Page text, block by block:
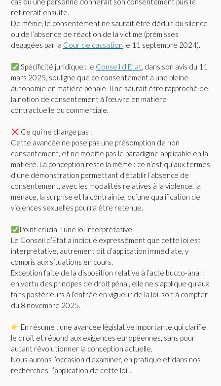
retirerait ensuite.
De même, le consentement ne saurait être déduit du silence
ou de l’absence de réaction de la victime (prémisses
dégagées par la Cour de cassation le 11 septembre 2024).
Spécificité juridique : le Conseil d’État, dans son avis du 11
mars 2025, souligne que ce consentement a une pleine
autonomie en matière pénale. Il ne saurait être rapproché de
la notion de consentement à l’œuvre en matière
contractuelle ou commerciale.
Ce qui ne change pas :
Cette avancée ne pose pas une présomption de non
consentement, et ne modifie pas le paradigme applicable en la
matière. La conception reste la même : ce n’est qu’aux termes
d’une démonstration permettant d’établir l’absence de
consentement, avec les modalités relatives à la violence, la
menace, la surprise et la contrainte, qu’une qualification de
violences sexuelles pourra être retenue.
Point crucial : une loi interprétative
Le Conseil d’Etat a indiqué expressément que cette loi est
interprétative, autrement dit d’application immédiate, y
compris aux situations en cours.
Exception faite de la disposition relative à l’acte bucco-anal :
en vertu des principes de droit pénal, elle ne s’applique qu’aux
faits postérieurs à l’entrée en vigueur de la loi, soit à compter
du 8 novembre 2025.
En résumé : une avancée législative importante qui clarifie
le droit et répond aux exigences européennes, sans pour
autant révolutionner la conception actuelle.
Nous aurons l’occasion d’examiner, en pratique et dans nos
recherches, l’application de cette loi…